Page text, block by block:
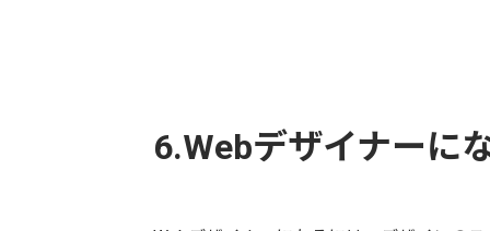
6.Webデザイナーに